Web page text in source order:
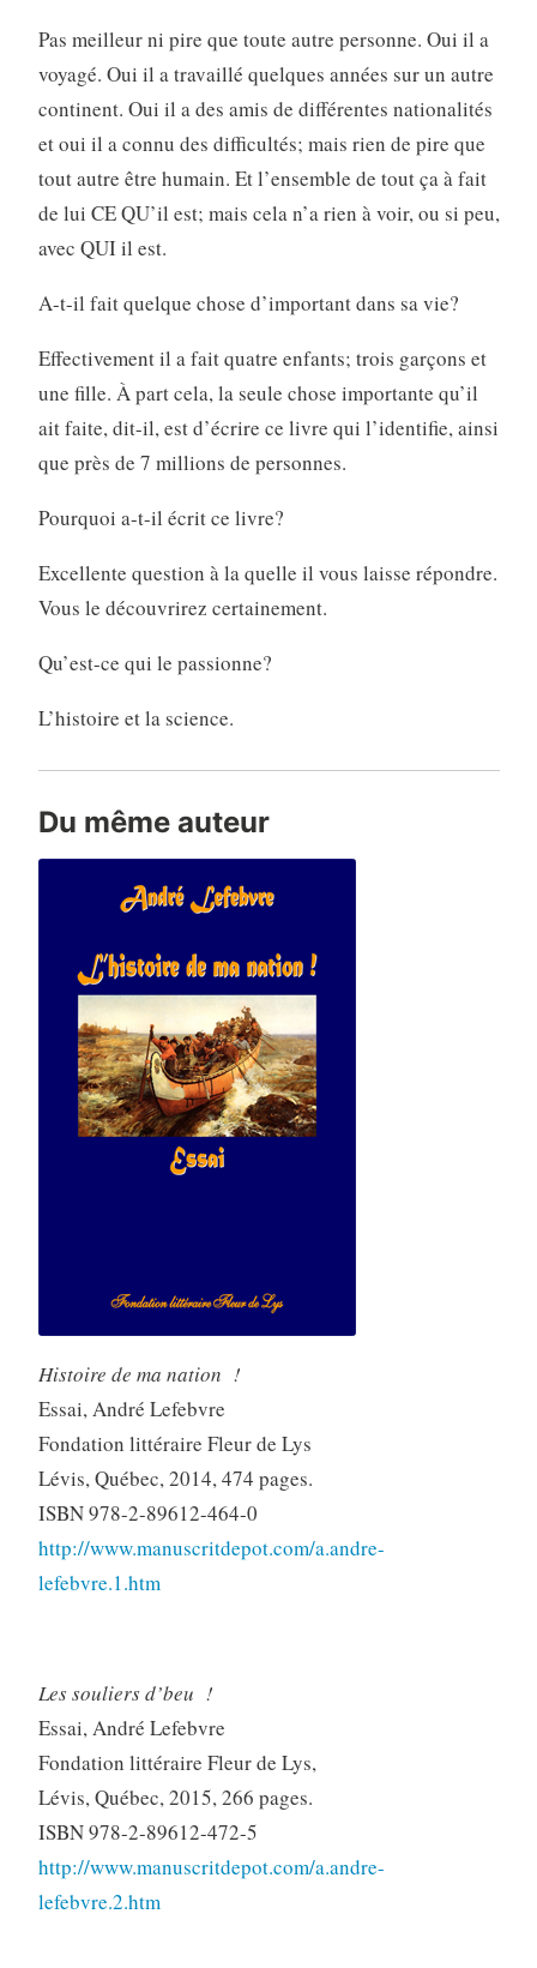
Pas meilleur ni pire que toute autre personne. Oui il a
voyagé. Oui il a travaillé quelques années sur un autre
continent. Oui il a des amis de différentes nationalités
et oui il a connu des difficultés; mais rien de pire que
tout autre être humain. Et l’ensemble de tout ça à fait
de lui CE QU’il est; mais cela n’a rien à voir, ou si peu,
avec QUI il est.
A-t-il fait quelque chose d’important dans sa vie?
Effectivement il a fait quatre enfants; trois garçons et
une fille. À part cela, la seule chose importante qu’il
ait faite, dit-il, est d’écrire ce livre qui l’identifie, ainsi
que près de 7 millions de personnes.
Pourquoi a-t-il écrit ce livre?
Excellente question à la quelle il vous laisse répondre.
Vous le découvrirez certainement.
Qu’est-ce qui le passionne?
L’histoire et la science.
Du même auteur
Histoire de ma nation !
Essai, André Lefebvre
Fondation littéraire Fleur de Lys
Lévis, Québec, 2014, 474 pages.
ISBN 978-2-89612-464-0
http://www.manuscritdepot.com/a.andre-
lefebvre.1.htm
Les souliers d’beu !
Essai, André Lefebvre
Fondation littéraire Fleur de Lys,
Lévis, Québec, 2015, 266 pages.
ISBN 978-2-89612-472-5
http://www.manuscritdepot.com/a.andre-
lefebvre.2.htm